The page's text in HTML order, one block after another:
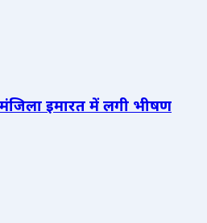
इमारत में लगी भीषण